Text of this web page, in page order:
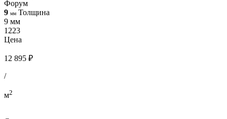
Форум
9 мм Толщина
9 мм
1223
Цена
12 895 ₽
/
м2